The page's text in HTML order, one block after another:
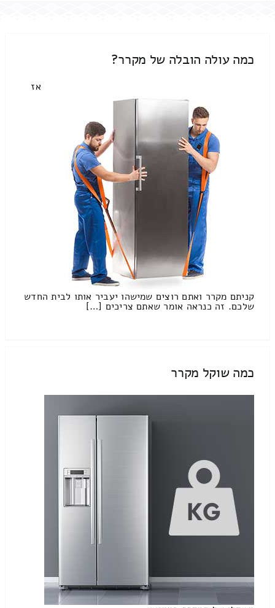
כמה עולה הובלה של מקרר?
אז
קניתם מקרר ואתם רוצים שמישהו יעביר אותו לבית החדש
שלכם. זה כנראה אומר שאתם צריכים […]
כמה שוקל מקרר